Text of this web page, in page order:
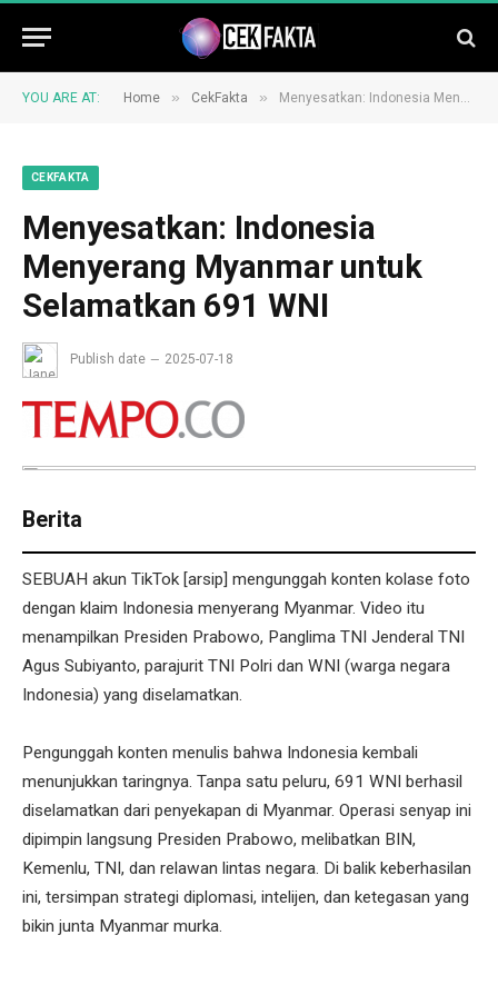
YOU ARE AT: Home » CekFakta » Menyesatkan: Indonesia Menyerang Myanmar untuk Selamatkan 691 WNI
CEKFAKTA
Menyesatkan: Indonesia
Menyerang Myanmar untuk
Selamatkan 691 WNI
Publish date 2025-07-18
Berita
SEBUAH akun TikTok [arsip] mengunggah konten kolase foto
dengan klaim Indonesia menyerang Myanmar. Video itu
menampilkan Presiden Prabowo, Panglima TNI Jenderal TNI
Agus Subiyanto, parajurit TNI Polri dan WNI (warga negara
Indonesia) yang diselamatkan.
Pengunggah konten menulis bahwa Indonesia kembali
menunjukkan taringnya. Tanpa satu peluru, 691 WNI berhasil
diselamatkan dari penyekapan di Myanmar. Operasi senyap ini
dipimpin langsung Presiden Prabowo, melibatkan BIN,
Kemenlu, TNI, dan relawan lintas negara. Di balik keberhasilan
ini, tersimpan strategi diplomasi, intelijen, dan ketegasan yang
bikin junta Myanmar murka.